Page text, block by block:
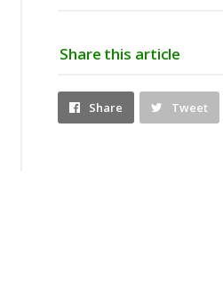
Share this article
Share Tweet